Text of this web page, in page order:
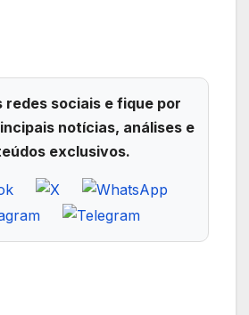
redes sociais e fique por
notícias, análises e
exclusivos.